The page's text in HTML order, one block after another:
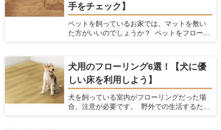
手をチェック】
ペットを飼っているお家では、マットを敷い
た方がいいのでしょうか？ ペットをフローリ
な不都合が出てきます。 そんな時には、マッ
トを敷くことで解決できる場合があります。
ここでは、ペット用のマットを敷いた方がい
い場合と、マットを選ぶ時に注意すべきポイ
ント、おすすめのペット用マットを紹介しま
す。 あらゆるメーカーの商品をチェックして
犬用のフローリング6選！【犬に優
しい床を利用しよう】
犬を飼っている室内がフローリングだった場
合、注意が必要です。 野外での生活するため